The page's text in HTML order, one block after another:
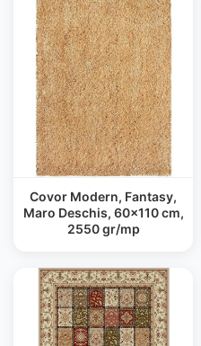
Covor Modern, Fantasy,
Maro Deschis, 60x110 cm,
2550 gr/mp